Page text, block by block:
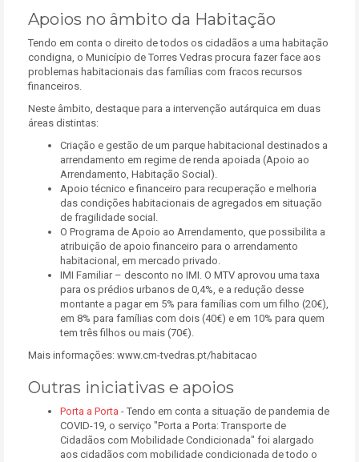
Apoios no âmbito da Habitação
Tendo em conta o direito de todos os cidadãos a uma habitação
condigna, o Município de Torres Vedras procura fazer face aos
problemas habitacionais das famílias com fracos recursos
financeiros.
Neste âmbito, destaque para a intervenção autárquica em duas
áreas distintas:
Criação e gestão de um parque habitacional destinados a
arrendamento em regime de renda apoiada (Apoio ao
Arrendamento, Habitação Social).
Apoio técnico e financeiro para recuperação e melhoria
das condições habitacionais de agregados em situação
de fragilidade social.
O Programa de Apoio ao Arrendamento, que possibilita a
atribuição de apoio financeiro para o arrendamento
habitacional, em mercado privado.
IMI Familiar – desconto no IMI. O MTV aprovou uma taxa
para os prédios urbanos de 0,4%, e a redução desse
montante a pagar em 5% para famílias com um filho (20€),
em 8% para famílias com dois (40€) e em 10% para quem
tem três filhos ou mais (70€).
Mais informações: www.cm-tvedras.pt/habitacao
Outras iniciativas e apoios
Porta a Porta - Tendo em conta a situação de pandemia de
COVID-19, o serviço "Porta a Porta: Transporte de
Cidadãos com Mobilidade Condicionada" foi alargado
aos cidadãos com mobilidade condicionada de todo o